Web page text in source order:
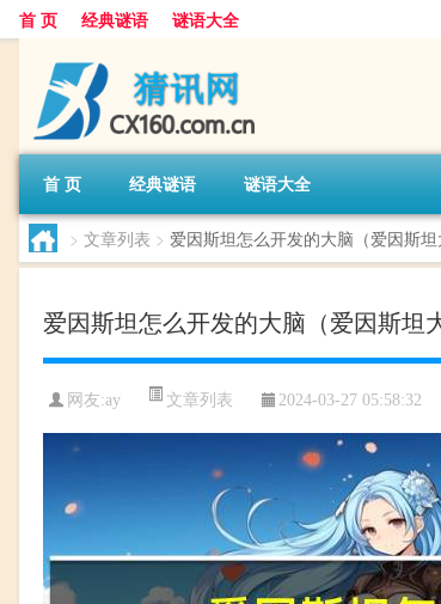
首 页 经典谜语 谜语大全
首 页 经典谜语 谜语大全
> 文章列表 > 爱因斯坦怎么开发的大脑（爱因斯坦
爱因斯坦怎么开发的大脑（爱因斯坦
网友:ay 文章列表 2024-03-27 05:58:32